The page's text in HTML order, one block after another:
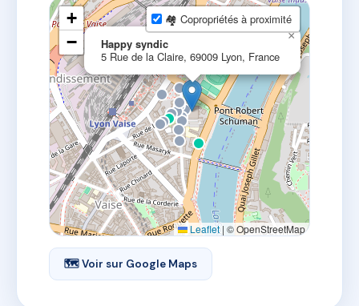
Happy syndic
5 Rue de la Claire, 69009 Lyon, France
×
+
−
🏘 Copropriétés à proximité
Leaflet | © OpenStreetMap
🗺 Voir sur Google Maps